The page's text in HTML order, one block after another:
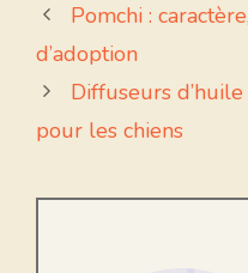
Pomchi :
d’adoption
Diffuseurs
pour les chiens